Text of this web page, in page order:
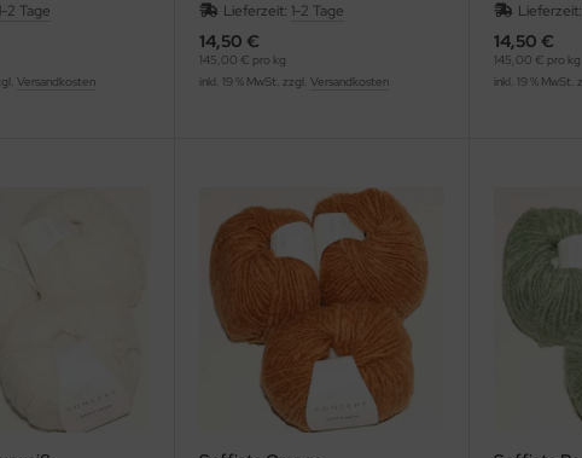
2 Tage
Versandkosten
Lieferzeit:1-2 Tage
14,50 €
145,00 € pro kg
inkl. 19 % MwSt. zzgl.Versandkosten
Lieferzeit:
14,50 €
145,00 € pro kg
inkl. 19 % MwSt.